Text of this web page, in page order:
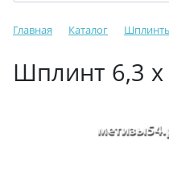
Главная Каталог
Шплинт 6,3